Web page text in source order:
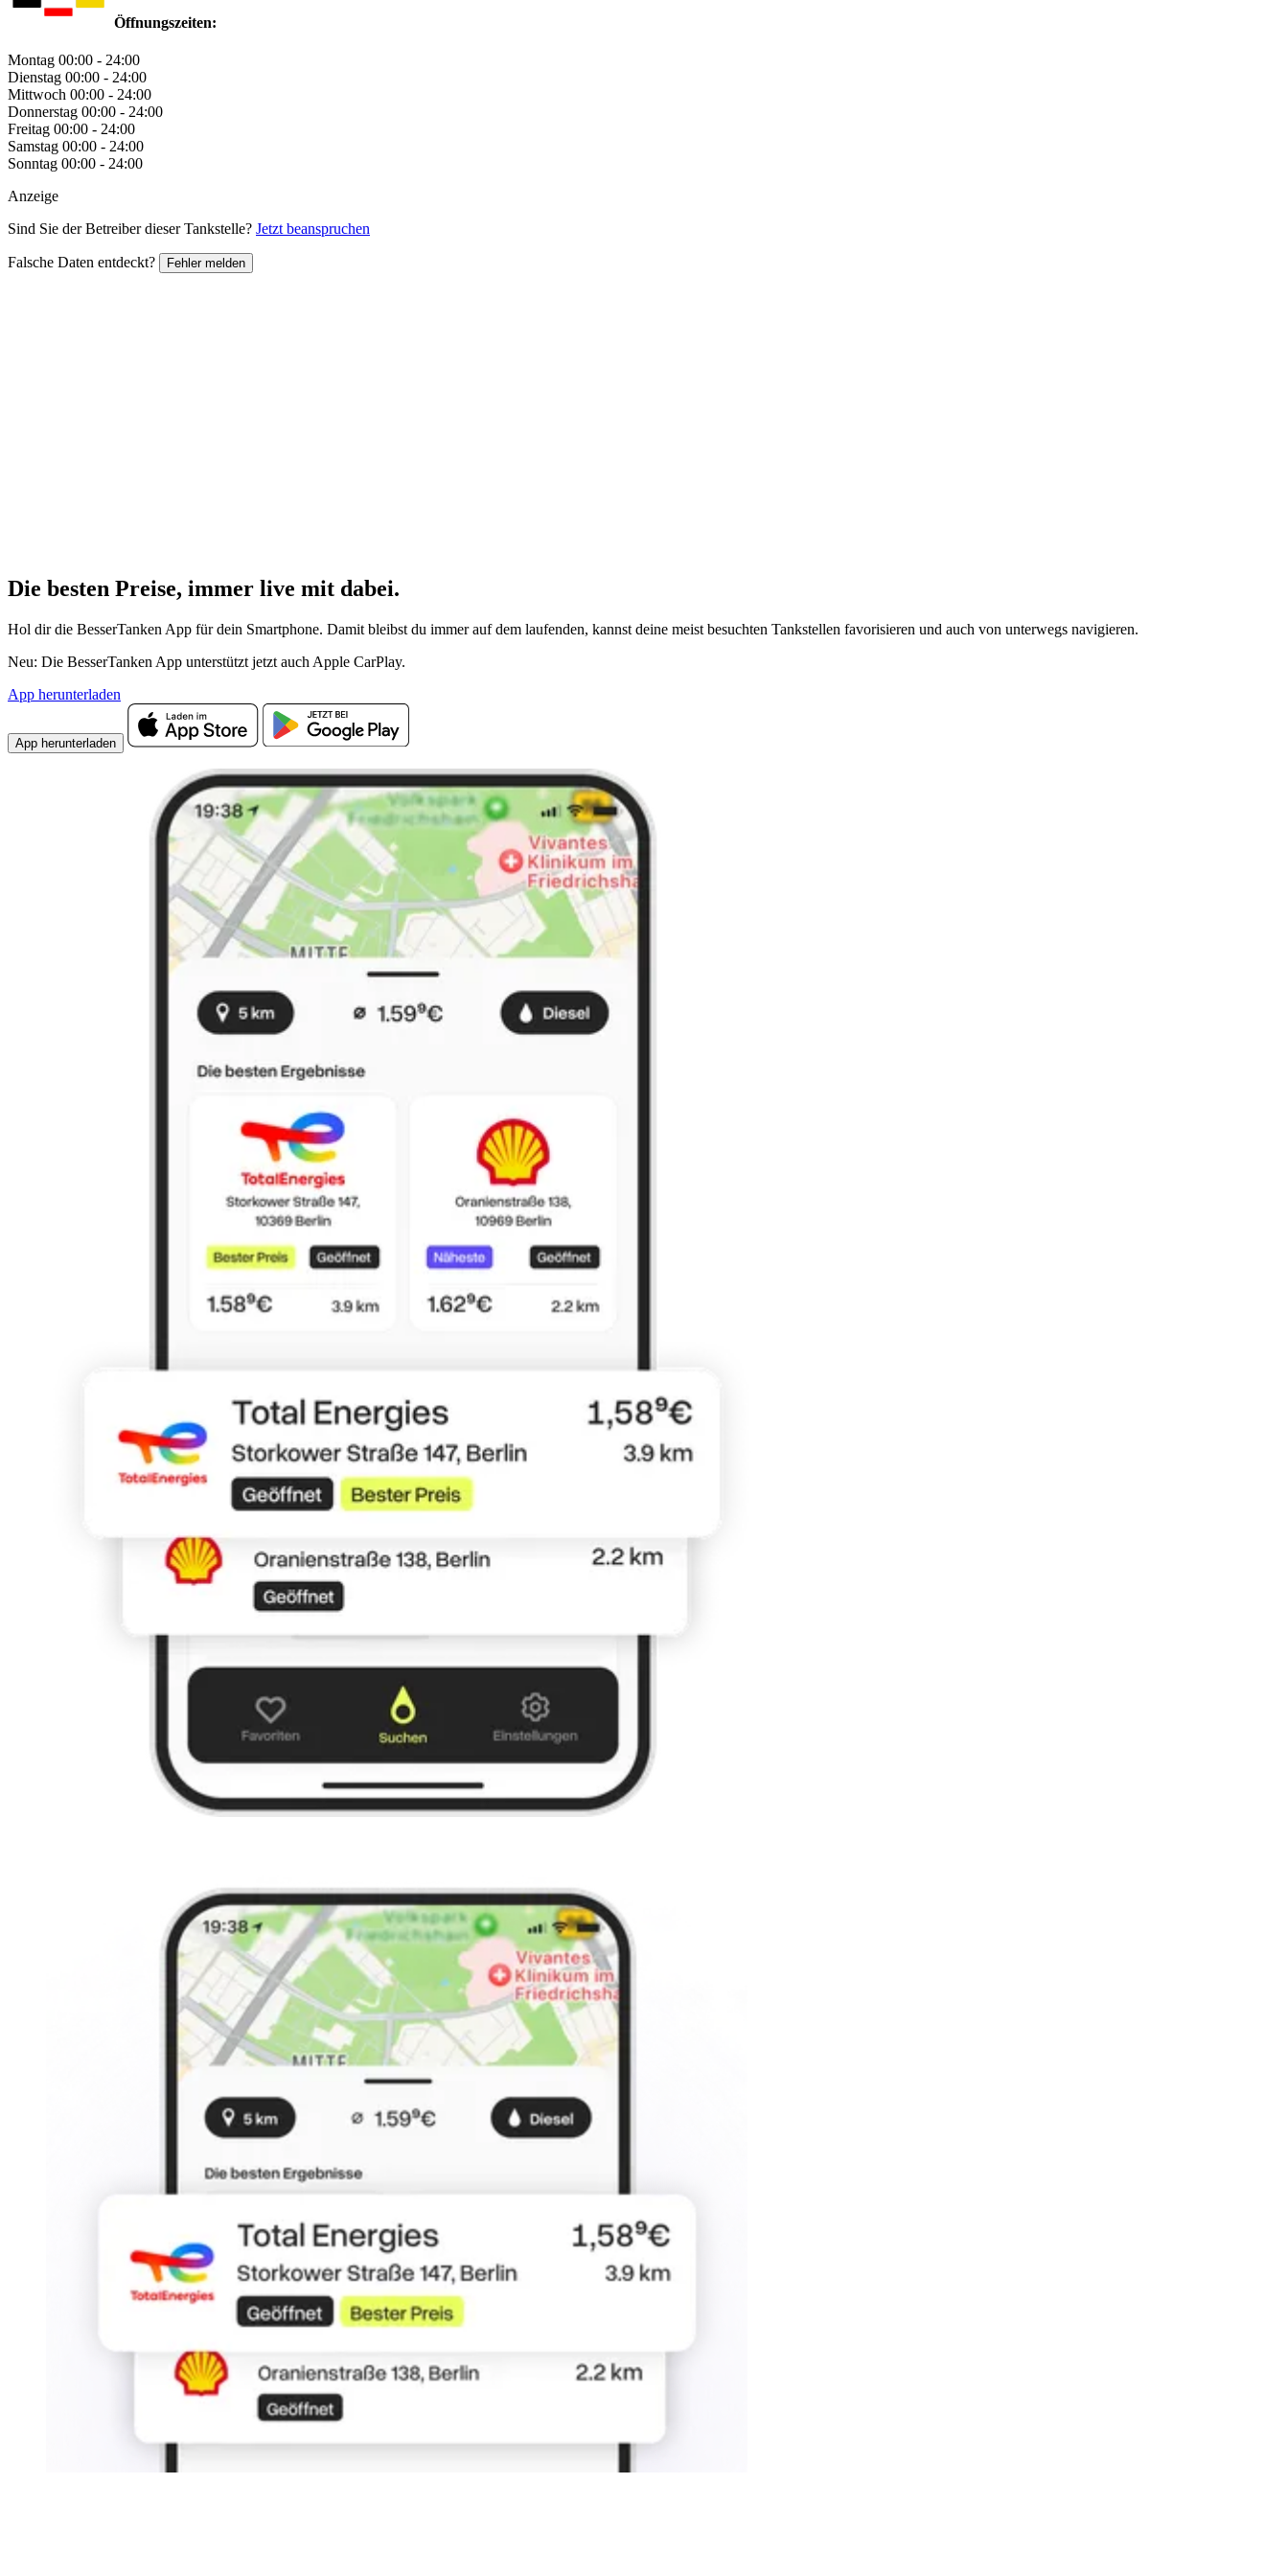
Öffnungszeiten:
Montag 00:00 - 24:00
Dienstag 00:00 - 24:00
Mittwoch 00:00 - 24:00
Donnerstag 00:00 - 24:00
Freitag 00:00 - 24:00
Samstag 00:00 - 24:00
Sonntag 00:00 - 24:00
Anzeige
Sind Sie der Betreiber dieser Tankstelle? Jetzt beanspruchen
Falsche Daten entdeckt? Fehler melden
Die besten Preise, immer live mit dabei.
Hol dir die BesserTanken App für dein Smartphone. Damit bleibst du immer auf dem laufenden, kannst deine meist besuchten Tankstellen favorisieren und auch von unterwegs navigieren.
Neu: Die BesserTanken App unterstützt jetzt auch Apple CarPlay.
App herunterladen
App herunterladen